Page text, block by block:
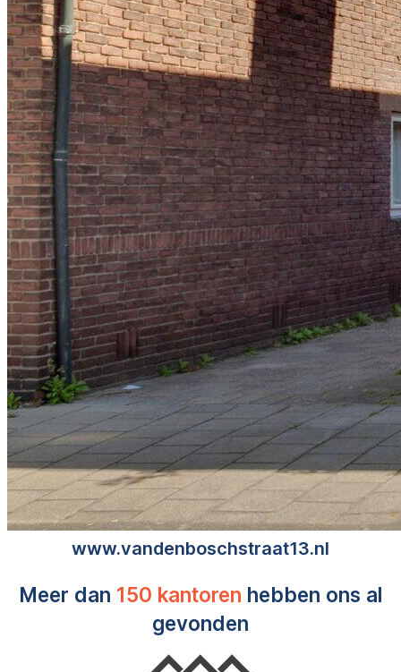
www.vandenboschstraat13.nl
Meer dan 150 kantoren hebben ons al
gevonden